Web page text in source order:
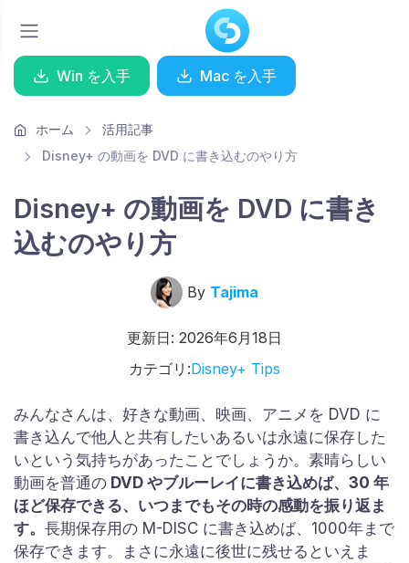
Win を入手 Mac を入手
ホーム
活用記事
Disney+ の動画を DVD に書き込むのやり方
Disney+ の動画を DVD に書き
込むのやり方
By Tajima
更新日: 2026年6月18日
カテゴリ:Disney+ Tips
みんなさんは、好きな動画、映画、アニメを DVD に
書き込んで他人と共有したいあるいは永遠に保存した
いという気持ちがあったことでしょうか。素晴らしい
動画を普通の DVD やブルーレイに書き込めば、30 年
ほど保存できる、いつまでもその時の感動を振り返ま
す。 長期保存用の M-DISC に書き込めば、1000年まで
保存できます。まさに永遠に後世に残せるといえま